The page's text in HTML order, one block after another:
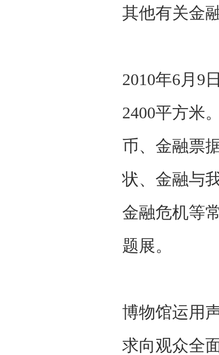
其他有关金
2010年6月9
2400平方米
币、金融票
状、金融与
金融危机等
题展。
博物馆运用
求向观众全